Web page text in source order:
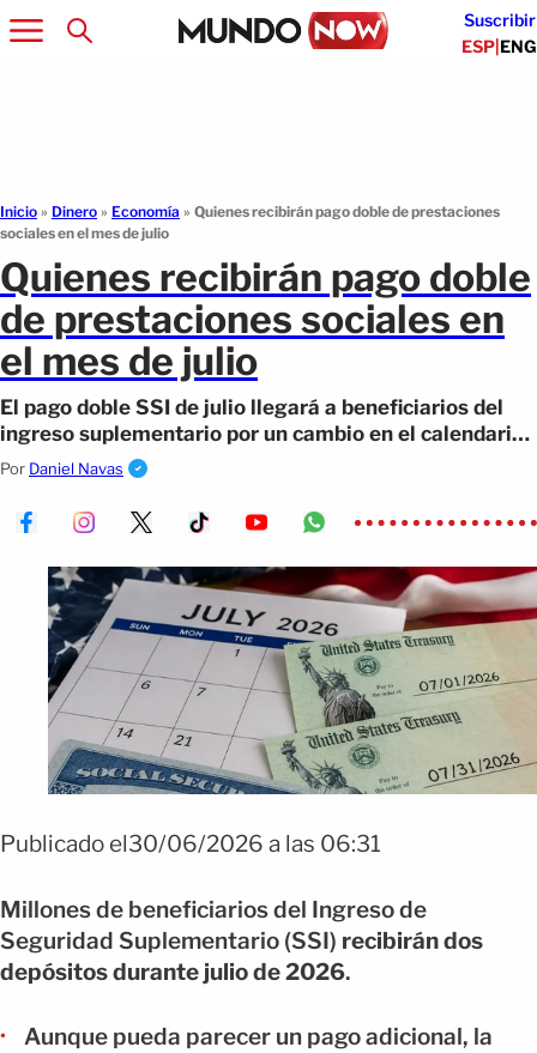
Suscribir
ESP|ENG
Inicio » Dinero » Economía » Quienes recibirán pago doble de prestaciones
sociales en el mes de julio
Quienes recibirán pago doble
de prestaciones sociales en
el mes de julio
El pago doble SSI de julio llegará a beneficiarios del
ingreso suplementario por un cambio en el calendario
oficial de la SSA.
Por Daniel Navas
Publicado el30/06/2026 a las 06:31
Millones de beneficiarios del Ingreso de
Seguridad Suplementario (SSI) recibirán dos
depósitos durante julio de 2026.
Aunque pueda parecer un pago adicional, la